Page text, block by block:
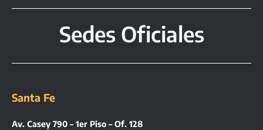
Sedes Oficiales
Santa Fe
Av. Casey 790 – 1er Piso – Of. 128